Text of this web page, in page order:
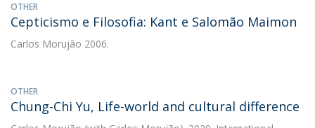
OTHER
Cepticismo e Filosofia: Kant e Salomão Maimon
Carlos Morujão 2006.
OTHER
Chung-Chi Yu, Life-world and cultural difference